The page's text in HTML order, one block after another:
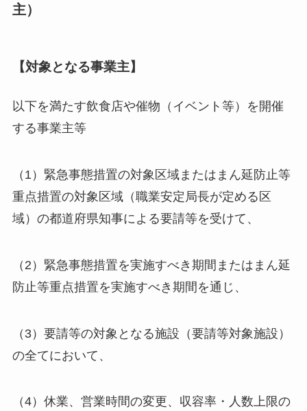
主）
【対象となる事業主】
以下を満たす飲食店や催物（イベント等）を開催
する事業主等
（1）緊急事態措置の対象区域またはまん延防止等
重点措置の対象区域（職業安定局長が定める区
域）の都道府県知事による要請等を受けて、
（2）緊急事態措置を実施すべき期間またはまん延
防止等重点措置を実施すべき期間を通じ、
（3）要請等の対象となる施設（要請等対象施設）
の全てにおいて、
（4）休業、営業時間の変更、収容率・人数上限の